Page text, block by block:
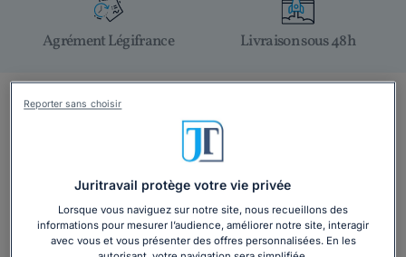
Agrément Légifrance Livraison sous 48h
Salarié de Compass group france, à quelle
convention êtes-vous soumis ?
Vous êtes salarié de Compass Group ?
La convention collective qui vous est applicable est
Convention collective Restauration collective (N° IDCC :
1266 - N° Brochure : 3225).
Juritravail protège votre vie privée
Lorsque vous naviguez sur notre site, nous recueillons des
informations pour mesurer l’audience, améliorer notre site, interagir
avec vous et vous présenter des offres personnalisées. En les
Reporter sans choisir